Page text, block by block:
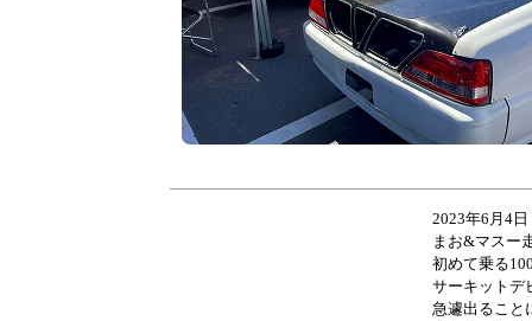
2023年6月4日
まお&マスー
初めて乗る
サーキットデ
急遽出ること